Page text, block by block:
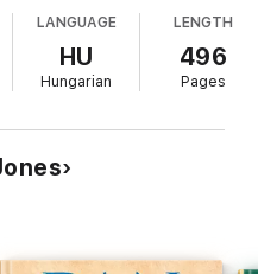
be.
históriájának minden
elején történt
megvívott
összecsapásaiban a
ellen; bankári szerepüket,
Fülöp francia király V.
LANGUAGE
HU
Hungarian
LENGTH
496
Pages